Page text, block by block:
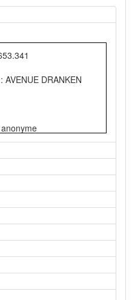
DRANKEN
21
PUBLICATION dd.
mentionne le num�ro
est connue sous le